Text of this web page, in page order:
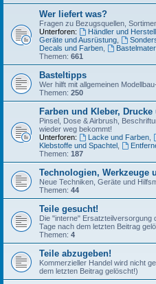
Wer liefert was?
Fragen zu Bezugsquellen,
Unterforen:
Händler und
Geräte und Ausrüstung
Decals und Farben
Themen: 661
Basteltipps
Wer hilft mit allgemeinen
Themen: 250
Farben und Kleber, Drucke
Pinsel, Dose & Airbrush,
wieder weg bekommt!
Unterforen:
Lacke und Farben,
Klebstoffe und Spachtel
Themen: 187
Technologien, Werkzeuge
Neue Techniken, Geräte und
Themen: 44
Teile gesucht!
Die "interne" Ersatzteilversorgung
Tage nach dem letzten Beitrag
Themen: 4
Teile abzugeben!
Kommerzieller Handel wird nicht
dem letzten Beitrag gelöscht!)